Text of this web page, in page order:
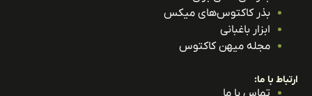
بذر کاکتوس‌های میکس
ابزار باغبانی
مجله میهن کاکتوس
با ما: